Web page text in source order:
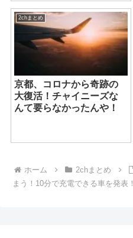
2chまとめ
京都、コロナから奇跡の
大復活！チャイニーズな
んて要らなかったんや！
ホーム 2chまとめ
まう！10分で充電できる車を発表！